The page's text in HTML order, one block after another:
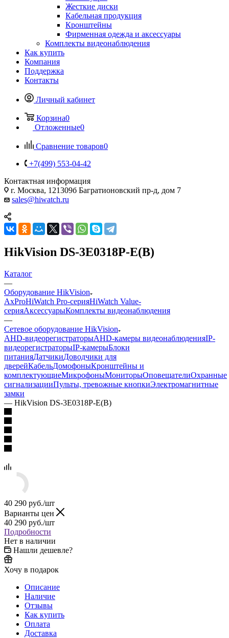
Жесткие диски
Кабельная продукция
Кронштейны
Фирменная одежда и аксессуары
Комплекты видеонаблюдения
Как купить
Компания
Поддержка
Контакты
Личный кабинет
Корзина0
Отложенные0
Сравнение товаров0
+7(499) 553-04-42
Контактная информация
г. Москва, 121309б Багратионовский пр-д, дом 7
sales@hiwatch.ru
HikVision DS-3E0318P-E(B)
Каталог
—
Оборудование HikVision
AxProHiWatch Pro-серияHiWatch Value-
серияАксессуарыКомплекты видеонаблюдения
—
Сетевое оборудование HikVision
AHD-видеорегистраторыAHD-камеры видеонаблюденияIP-
видеорегистраторыIP-камерыБлоки
питанияДатчикиДоводчики для
дверейКабельДомофоныКронштейны и
комплектующиеМикрофоныМониторыОповещателиОхранные
сигнализацииПульты, тревожные кнопкиЭлектромагнитные
замки
— HikVision DS-3E0318P-E(B)
40 290 руб./шт
Варианты цен
40 290 руб./шт
Подробности
Нет в наличии
Нашли дешевле?
Хочу в подарок
Описание
Наличие
Отзывы
Как купить
Оплата
Доставка